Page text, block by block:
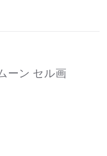
ーン セル画